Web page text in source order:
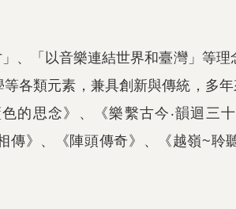
、「以音樂連結世界和臺灣」等理
各類元素，兼具創新與傳統，多
的思念》、《樂繫古今‧韻迴三
傳》、《陣頭傳奇》、《越嶺~聆